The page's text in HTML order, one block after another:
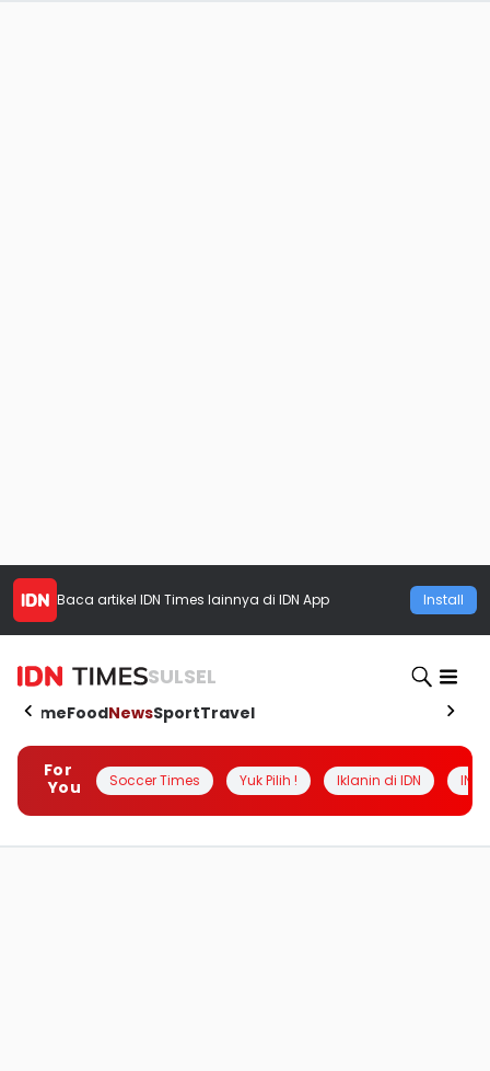
Baca artikel IDN Times lainnya di IDN App Install
SULSEL
HomeFoodNewsSportTravel
For
You
Soccer Times Yuk Pilih ! Iklanin di IDN